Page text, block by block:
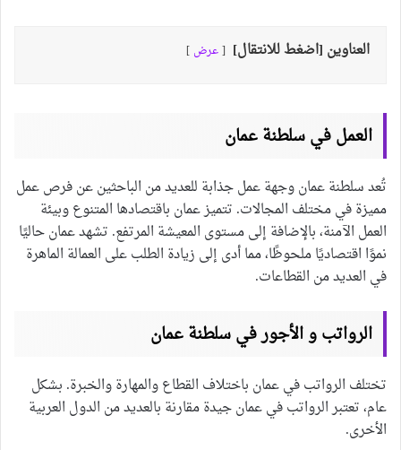
العناوين [اضغط للانتقال] عرض
العمل في سلطنة عمان
تُعد سلطنة عمان وجهة عمل جذابة للعديد من الباحثين عن فرص عمل
مميزة في مختلف المجالات. تتميز عمان باقتصادها المتنوع وبيئة
العمل الآمنة، بالإضافة إلى مستوى المعيشة المرتفع. تشهد عمان حاليًا
نموًا اقتصاديًا ملحوظًا، مما أدى إلى زيادة الطلب على العمالة الماهرة
في العديد من القطاعات.
الرواتب و الأجور في سلطنة عمان
تختلف الرواتب في عمان باختلاف القطاع والمهارة والخبرة. بشكل
عام، تعتبر الرواتب في عمان جيدة مقارنة بالعديد من الدول العربية
الأخرى.